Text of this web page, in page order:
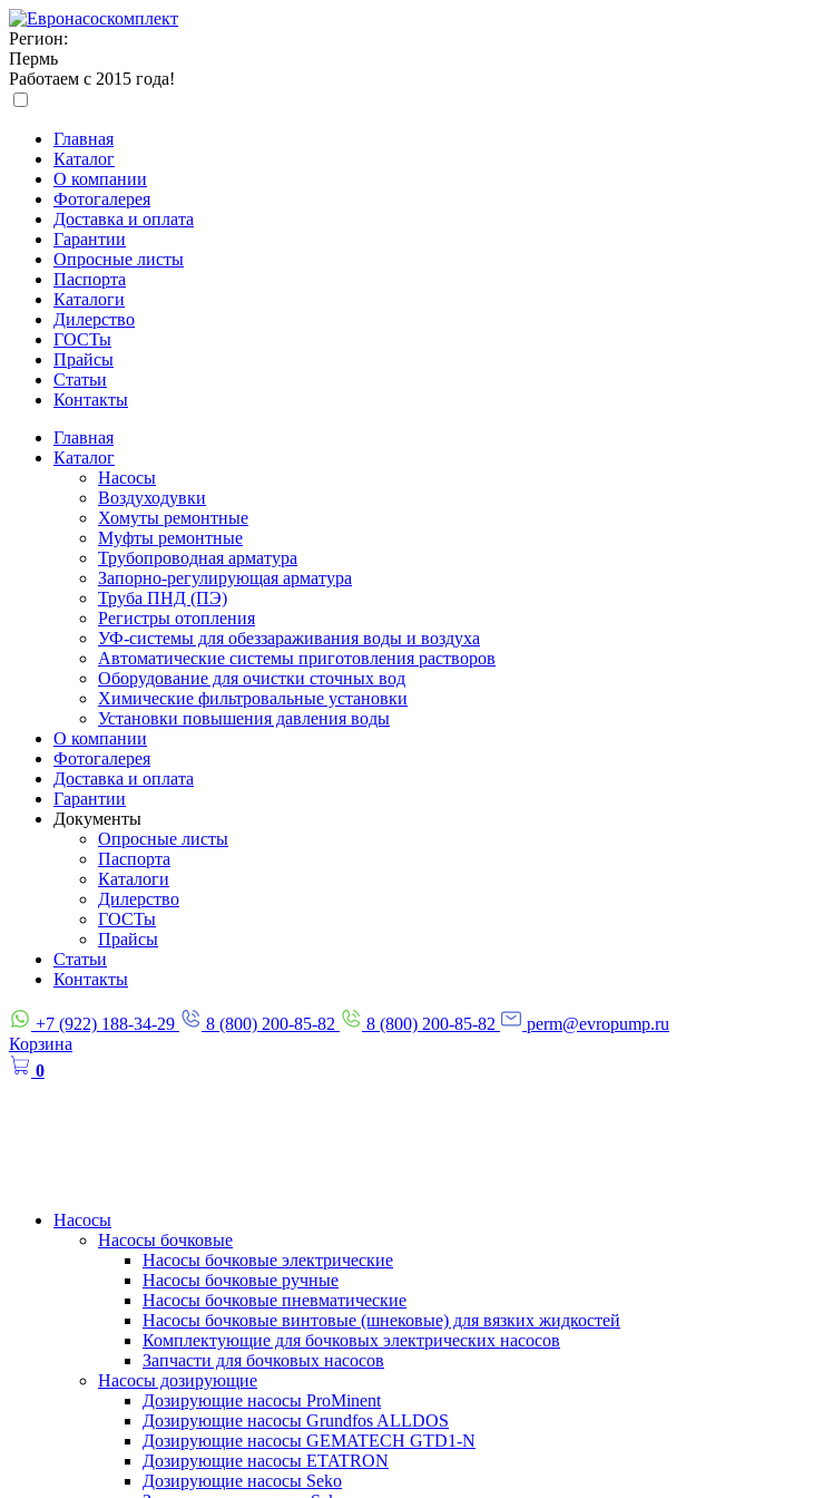
Регион:
Пермь
Работаем с 2015 года!
Главная
Каталог
О компании
Фотогалерея
Доставка и оплата
Гарантии
Опросные листы
Паспорта
Каталоги
Дилерство
ГОСТы
Прайсы
Статьи
Контакты
Главная
Каталог
Насосы
Воздуходувки
Хомуты ремонтные
Муфты ремонтные
Трубопроводная арматура
Запорно-регулирующая арматура
Труба ПНД (ПЭ)
Регистры отопления
УФ-системы для обеззараживания воды и воздуха
Автоматические системы приготовления растворов
Оборудование для очистки сточных вод
Химические фильтровальные установки
Установки повышения давления воды
О компании
Фотогалерея
Доставка и оплата
Гарантии
Документы
Опросные листы
Паспорта
Каталоги
Дилерство
ГОСТы
Прайсы
Статьи
Контакты
+7 (922) 188-34-29 8 (800) 200-85-82 8 (800) 200-85-82
perm@evropump.ru
Корзина
0
Насосы
Насосы бочковые
Насосы бочковые электрические
Насосы бочковые ручные
Насосы бочковые пневматические
Насосы бочковые винтовые (шнековые) для вязких жидкостей
Комплектующие для бочковых электрических насосов
Запчасти для бочковых насосов
Насосы дозирующие
Дозирующие насосы ProMinent
Дозирующие насосы Grundfos ALLDOS
Дозирующие насосы GEMATECH GTD1-N
Дозирующие насосы ETATRON
Дозирующие насосы Seko